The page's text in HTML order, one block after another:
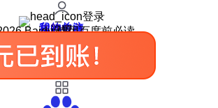
登录
我的关注
我的收藏
皮肤中心
用户反馈
设置
Baidu 使用百度前必读